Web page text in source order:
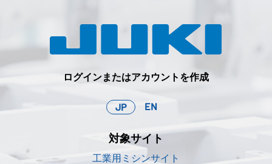
ログインまたはアカウントを作成
JP EN
対象サイト
工業用ミシンサイト